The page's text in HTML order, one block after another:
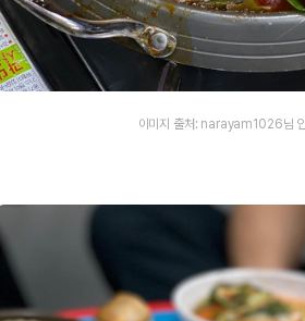
이미지 출처: narayam1026님